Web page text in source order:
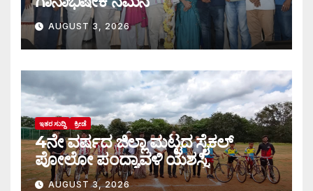
AUGUST 3, 2026
ಇತರ ಸುದ್ದಿ ಕ್ರೀಡೆ
4ನೇ ವರ್ಷದ ಜಿಲ್ಲಾ ಮಟ್ಟದ ಸೈಕಲ್
ಪೋಲೋ ಪಂದ್ಯಾವಳಿ ಯಶಸ್ವಿ
AUGUST 3, 2026